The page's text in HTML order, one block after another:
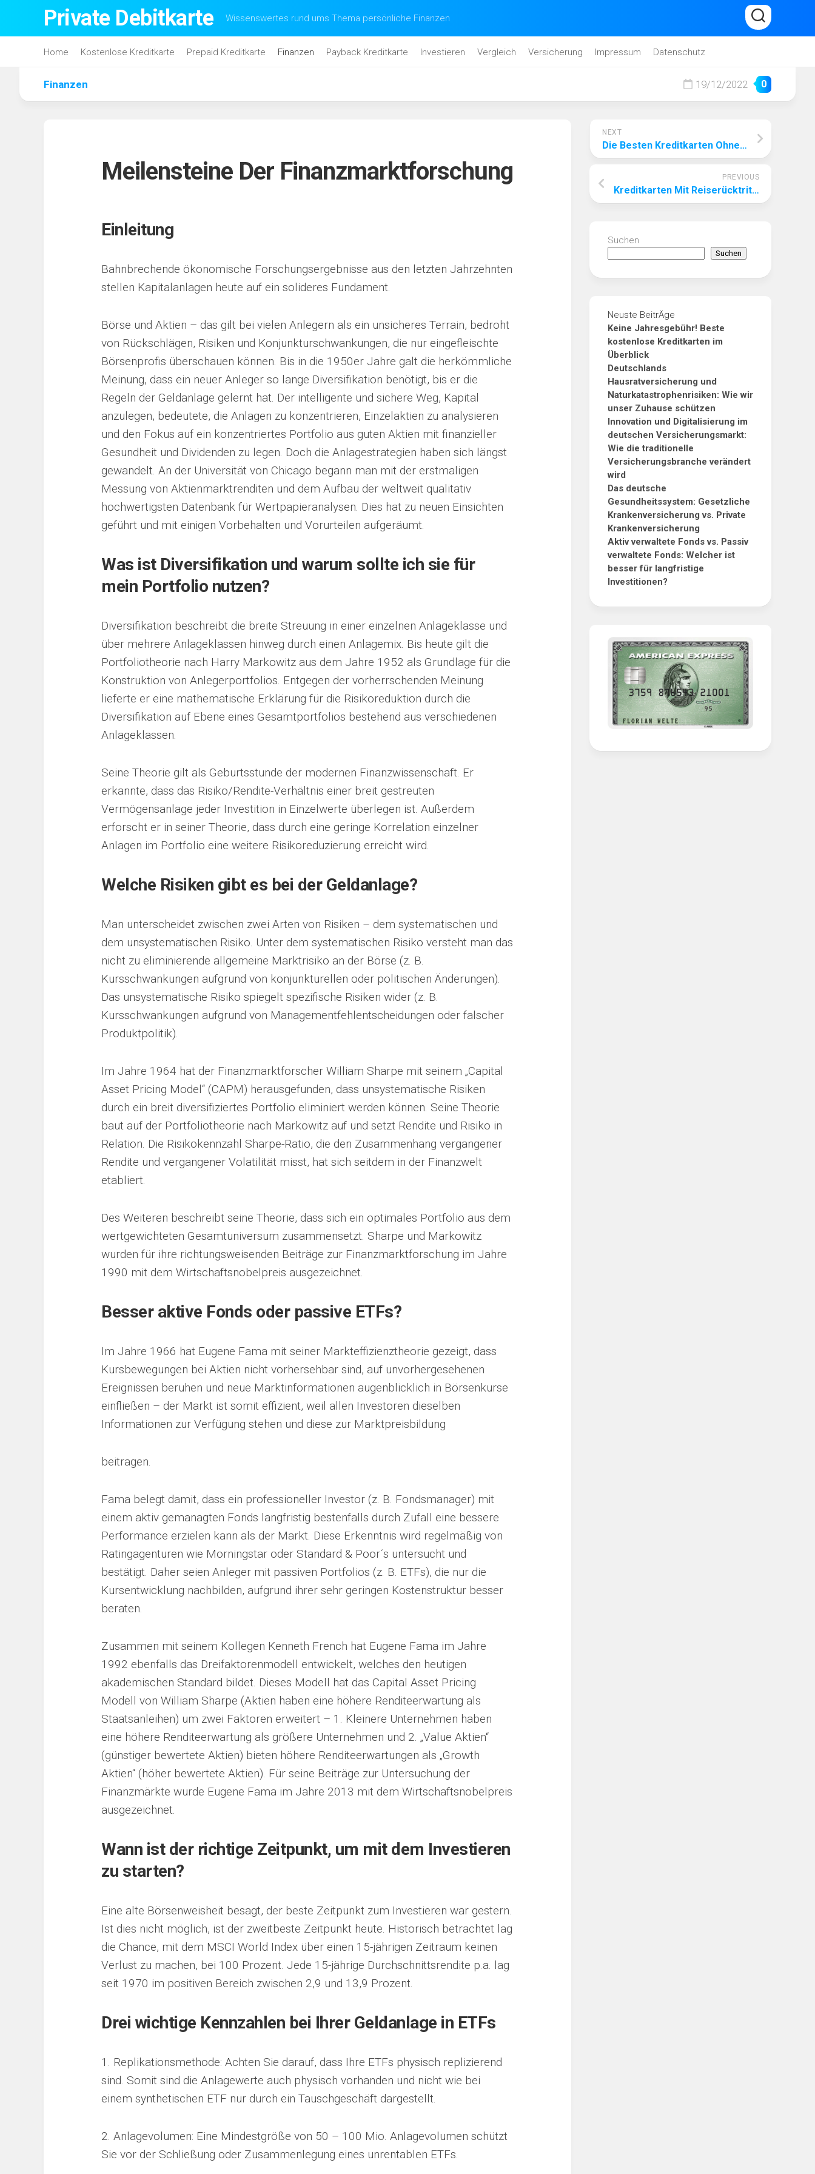
Private Debitkarte Wissenswertes rund ums Thema persönliche Finanzen
Home Kostenlose Kreditkarte Prepaid Kreditkarte Finanzen Payback Kreditkarte Investieren Vergleich Versicherung Impressum Datenschutz
Finanzen 0
19/12/2022
Meilensteine Der Finanzmarktforschung
Einleitung
Bahnbrechende ökonomische Forschungsergebnisse aus den letzten Jahrzehnten
stellen Kapitalanlagen heute auf ein solideres Fundament.
Börse und Aktien – das gilt bei vielen Anlegern als ein unsicheres Terrain, bedroht
von Rückschlägen, Risiken und Konjunkturschwankungen, die nur eingefleischte
Börsenprofis überschauen können. Bis in die 1950er Jahre galt die herkömmliche
Meinung, dass ein neuer Anleger so lange Diversifikation benötigt, bis er die
Regeln der Geldanlage gelernt hat. Der intelligente und sichere Weg, Kapital
anzulegen, bedeutete, die Anlagen zu konzentrieren, Einzelaktien zu analysieren
und den Fokus auf ein konzentriertes Portfolio aus guten Aktien mit finanzieller
Gesundheit und Dividenden zu legen. Doch die Anlagestrategien haben sich längst
gewandelt. An der Universität von Chicago begann man mit der erstmaligen
Messung von Aktienmarktrenditen und dem Aufbau der weltweit qualitativ
hochwertigsten Datenbank für Wertpapieranalysen. Dies hat zu neuen Einsichten
geführt und mit einigen Vorbehalten und Vorurteilen aufgeräumt.
Was ist Diversifikation und warum sollte ich sie für
mein Portfolio nutzen?
Diversifikation beschreibt die breite Streuung in einer einzelnen Anlageklasse und
über mehrere Anlageklassen hinweg durch einen Anlagemix. Bis heute gilt die
Portfoliotheorie nach Harry Markowitz aus dem Jahre 1952 als Grundlage für die
Konstruktion von Anlegerportfolios. Entgegen der vorherrschenden Meinung
lieferte er eine mathematische Erklärung für die Risikoreduktion durch die
Diversifikation auf Ebene eines Gesamtportfolios bestehend aus verschiedenen
Anlageklassen.
Seine Theorie gilt als Geburtsstunde der modernen Finanzwissenschaft. Er
erkannte, dass das Risiko/Rendite-Verhältnis einer breit gestreuten
Vermögensanlage jeder Investition in Einzelwerte überlegen ist. Außerdem
erforscht er in seiner Theorie, dass durch eine geringe Korrelation einzelner
Anlagen im Portfolio eine weitere Risikoreduzierung erreicht wird.
Welche Risiken gibt es bei der Geldanlage?
Man unterscheidet zwischen zwei Arten von Risiken – dem systematischen und
dem unsystematischen Risiko. Unter dem systematischen Risiko versteht man das
nicht zu eliminierende allgemeine Marktrisiko an der Börse (z. B.
Kursschwankungen aufgrund von konjunkturellen oder politischen Änderungen).
Das unsystematische Risiko spiegelt spezifische Risiken wider (z. B.
Kursschwankungen aufgrund von Managementfehlentscheidungen oder falscher
Produktpolitik).
Im Jahre 1964 hat der Finanzmarktforscher William Sharpe mit seinem „Capital
Asset Pricing Model“ (CAPM) herausgefunden, dass unsystematische Risiken
durch ein breit diversifiziertes Portfolio eliminiert werden können. Seine Theorie
baut auf der Portfoliotheorie nach Markowitz auf und setzt Rendite und Risiko in
Relation. Die Risikokennzahl Sharpe-Ratio, die den Zusammenhang vergangener
Rendite und vergangener Volatilität misst, hat sich seitdem in der Finanzwelt
etabliert.
Des Weiteren beschreibt seine Theorie, dass sich ein optimales Portfolio aus dem
wertgewichteten Gesamtuniversum zusammensetzt. Sharpe und Markowitz
wurden für ihre richtungsweisenden Beiträge zur Finanzmarktforschung im Jahre
1990 mit dem Wirtschaftsnobelpreis ausgezeichnet.
Besser aktive Fonds oder passive ETFs?
Im Jahre 1966 hat Eugene Fama mit seiner Markteffizienztheorie gezeigt, dass
Kursbewegungen bei Aktien nicht vorhersehbar sind, auf unvorhergesehenen
Ereignissen beruhen und neue Marktinformationen augenblicklich in Börsenkurse
einfließen – der Markt ist somit effizient, weil allen Investoren dieselben
Informationen zur Verfügung stehen und diese zur Marktpreisbildung
beitragen.
Fama belegt damit, dass ein professioneller Investor (z. B. Fondsmanager) mit
einem aktiv gemanagten Fonds langfristig bestenfalls durch Zufall eine bessere
Performance erzielen kann als der Markt. Diese Erkenntnis wird regelmäßig von
Ratingagenturen wie Morningstar oder Standard & Poor´s untersucht und
bestätigt. Daher seien Anleger mit passiven Portfolios (z. B. ETFs), die nur die
Kursentwicklung nachbilden, aufgrund ihrer sehr geringen Kostenstruktur besser
beraten.
Zusammen mit seinem Kollegen Kenneth French hat Eugene Fama im Jahre
1992 ebenfalls das Dreifaktorenmodell entwickelt, welches den heutigen
akademischen Standard bildet. Dieses Modell hat das Capital Asset Pricing
Modell von William Sharpe (Aktien haben eine höhere Renditeerwartung als
Staatsanleihen) um zwei Faktoren erweitert – 1. Kleinere Unternehmen haben
eine höhere Renditeerwartung als größere Unternehmen und 2. „Value Aktien“
(günstiger bewertete Aktien) bieten höhere Renditeerwartungen als „Growth
Aktien“ (höher bewertete Aktien). Für seine Beiträge zur Untersuchung der
Finanzmärkte wurde Eugene Fama im Jahre 2013 mit dem Wirtschaftsnobelpreis
ausgezeichnet.
Wann ist der richtige Zeitpunkt, um mit dem Investieren
zu starten?
Eine alte Börsenweisheit besagt, der beste Zeitpunkt zum Investieren war gestern.
Ist dies nicht möglich, ist der zweitbeste Zeitpunkt heute. Historisch betrachtet lag
die Chance, mit dem MSCI World Index über einen 15-jährigen Zeitraum keinen
Verlust zu machen, bei 100 Prozent. Jede 15-jährige Durchschnittsrendite p.a. lag
seit 1970 im positiven Bereich zwischen 2,9 und 13,9 Prozent.
Drei wichtige Kennzahlen bei Ihrer Geldanlage in ETFs
1. Replikationsmethode: Achten Sie darauf, dass Ihre ETFs physisch replizierend
sind. Somit sind die Anlagewerte auch physisch vorhanden und nicht wie bei
einem synthetischen ETF nur durch ein Tauschgeschäft dargestellt.
2. Anlagevolumen: Eine Mindestgröße von 50 – 100 Mio. Anlagevolumen schützt
Sie vor der Schließung oder Zusammenlegung eines unrentablen ETFs.
NEXT
Die Besten Kreditkarten Ohne Jahresgebühr
PREVIOUS
Kreditkarten Mit Reiserücktrittsversicherung
Suchen
Suchen
Neuste BeitrÄge
Keine Jahresgebühr! Beste
kostenlose Kreditkarten im
Überblick
Deutschlands
Hausratversicherung und
Naturkatastrophenrisiken: Wie wir
unser Zuhause schützen
Innovation und Digitalisierung im
deutschen Versicherungsmarkt:
Wie die traditionelle
Versicherungsbranche verändert
wird
Das deutsche
Gesundheitssystem: Gesetzliche
Krankenversicherung vs. Private
Krankenversicherung
Aktiv verwaltete Fonds vs. Passiv
verwaltete Fonds: Welcher ist
besser für langfristige
Investitionen?